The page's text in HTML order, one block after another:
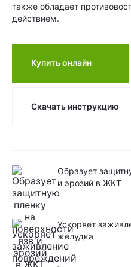
также обладает
действием.
Купить онлайн
Скачать инструкцию
Образует
и эрозий в ЖКТ
Ускоряет
желудка